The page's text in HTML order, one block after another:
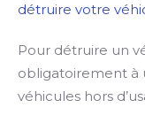
détruire votre
Pour détruire un
obligatoirement à
véhicules hors